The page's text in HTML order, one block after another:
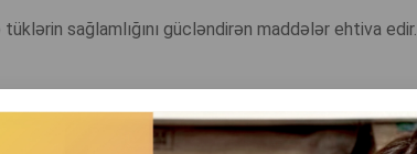
sağlamlığını gücləndirən maddələr ehtiva edir.
sürətləndirir.